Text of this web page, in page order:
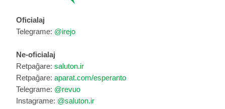
Oficialaj
Telegrame: @irejo
Ne-oficialaj
Retpaĝare: saluton.ir
Retpaĝare: aparat.com/esperanto
Telegrame: @revuo
Instagrame: @saluton.ir